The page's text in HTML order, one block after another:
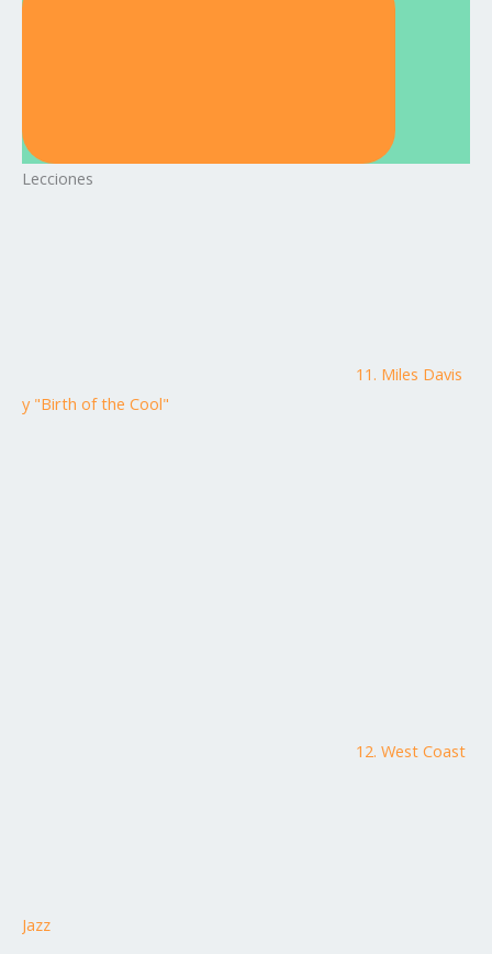
Lecciones
11. Miles Davis
y "Birth of the Cool"
12. West Coast
Jazz